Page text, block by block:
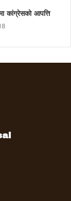
कांग्रेसको आपत्ति